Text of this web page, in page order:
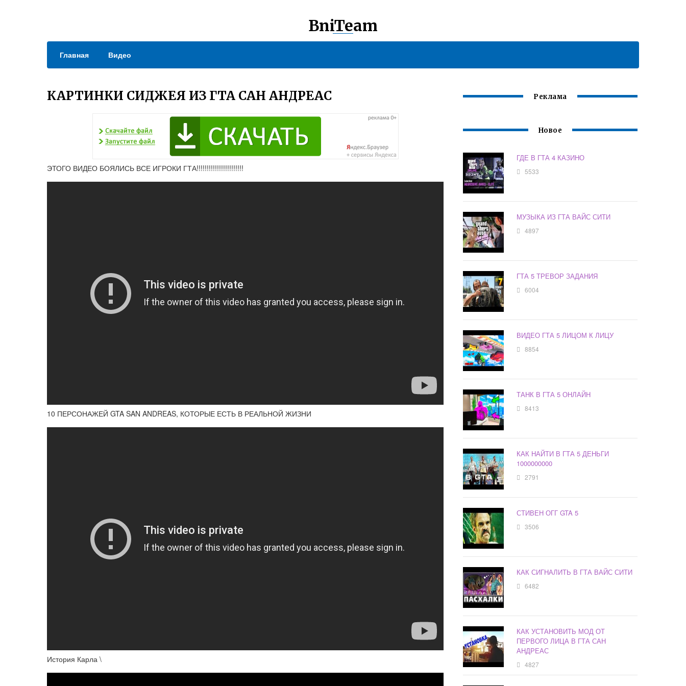
BniTeam
Главная Видео
КАРТИНКИ СИДЖЕЯ ИЗ ГТА САН АНДРЕАС
ЭТОГО ВИДЕО БОЯЛИСЬ ВСЕ ИГРОКИ ГТА!!!!!!!!!!!!!!!!!!!!!!!
10 ПЕРСОНАЖЕЙ GTA SAN ANDREAS, КОТОРЫЕ ЕСТЬ В РЕАЛЬНОЙ ЖИЗНИ
История Карла \
Реклама
Новое
ГДЕ В ГТА 4 КАЗИНО
5533
МУЗЫКА ИЗ ГТА ВАЙС СИТИ
4897
ГТА 5 ТРЕВОР ЗАДАНИЯ
6004
ВИДЕО ГТА 5 ЛИЦОМ К ЛИЦУ
8854
ТАНК В ГТА 5 ОНЛАЙН
8413
КАК НАЙТИ В ГТА 5 ДЕНЬГИ
1000000000
2791
СТИВЕН ОГГ GTA 5
3506
КАК СИГНАЛИТЬ В ГТА ВАЙС СИТИ
6482
КАК УСТАНОВИТЬ МОД ОТ
ПЕРВОГО ЛИЦА В ГТА САН
АНДРЕАС
4827